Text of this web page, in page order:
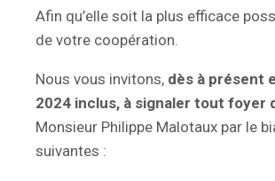
Afin qu’elle soit la plus efficace
de votre coopération.
Nous vous invitons, dès à présent
2024 inclus, à signaler tout foyer
Monsieur Philippe Malotaux par le
suivantes :